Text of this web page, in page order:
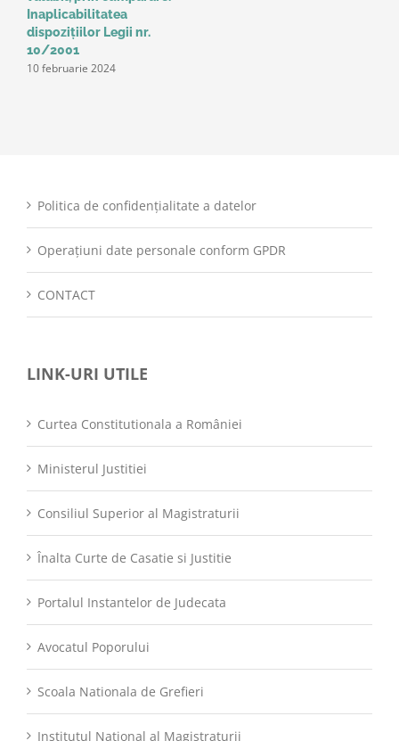
Inaplicabilitatea
dispozițiilor Legii nr.
10/2001
10 februarie 2024
Politica de confidențialitate a datelor
Operațiuni date personale conform GPDR
CONTACT
LINK-URI UTILE
Curtea Constitutionala a României
Ministerul Justitiei
Consiliul Superior al Magistraturii
Înalta Curte de Casatie si Justitie
Portalul Instantelor de Judecata
Avocatul Poporului
Scoala Nationala de Grefieri
Institutul Național al Magistraturii